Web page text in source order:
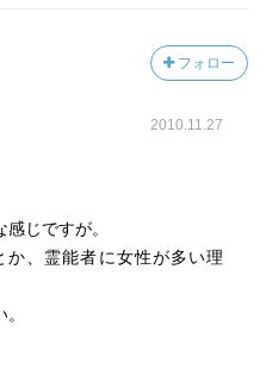
フォロー
2010.11.27
じですが。
、霊能者に女性が多い理